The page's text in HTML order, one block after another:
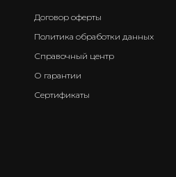
Договор оферты
Политика обработки данных
Справочный центр
О гарантии
Сертификаты